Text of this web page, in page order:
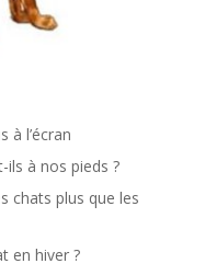
à l’écran
à nos pieds ?
chats plus que les
en hiver ?